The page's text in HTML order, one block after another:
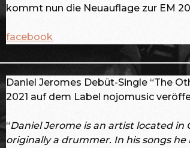
kommt nun die Neuauflage zur EM
facebook
Daniel Jeromes Debüt-Single “The
2021 auf dem Label nojomusic
“Daniel Jerome is an artist located in
originally a drummer. In his songs